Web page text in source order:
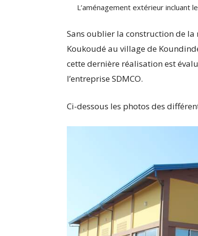
L’aménagement extérieur incluant
Sans oublier la construction de la
Koukoudé au village de
cette dernière réalisation est
l’entreprise SDMCO.
Ci-dessous les photos des